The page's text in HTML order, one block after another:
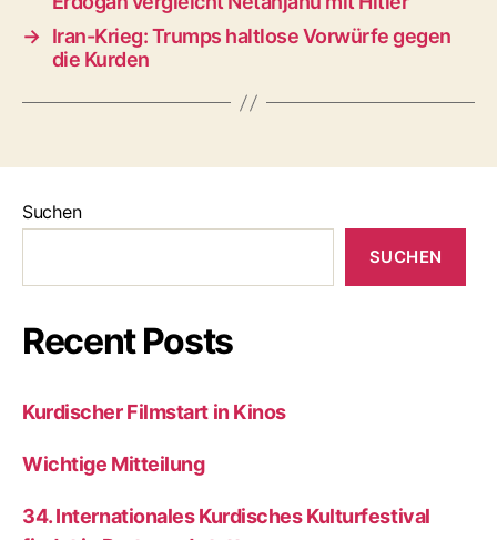
→ Iran-Krieg: Trumps haltlose Vorwürfe gegen
die Kurden
Suchen
SUCHEN
Recent Posts
Kurdischer Filmstart in Kinos
Wichtige Mitteilung
34. Internationales Kurdisches Kulturfestival